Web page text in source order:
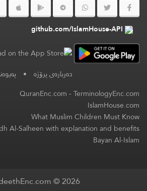
github.com/IslamHouse-API
دەربارەی پرۆژە •
QuranEnc.com-TerminologyEnc.com
IslamHouse.com
What Muslim Children Must Know
Al-Salheen with explanation and benefits
Bayan Al-Islam
© 2026